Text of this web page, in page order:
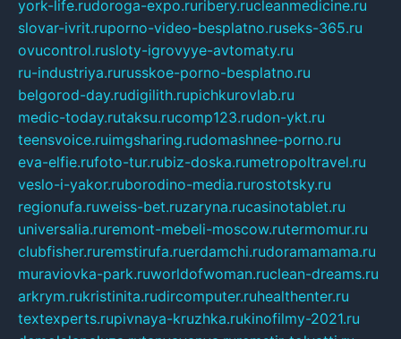
york-life.rudoroga-expo.ruribery.rucleanmedicine.ru
slovar-ivrit.ruporno-video-besplatno.ruseks-365.ru
ovucontrol.rusloty-igrovyye-avtomaty.ru
ru-industriya.rurusskoe-porno-besplatno.ru
belgorod-day.rudigilith.rupichkurovlab.ru
medic-today.rutaksu.rucomp123.rudon-ykt.ru
teensvoice.ruimgsharing.rudomashnee-porno.ru
eva-elfie.rufoto-tur.rubiz-doska.rumetropoltravel.ru
veslo-i-yakor.ruborodino-media.rurostotsky.ru
regionufa.ruweiss-bet.ruzaryna.rucasinotablet.ru
universalia.ruremont-mebeli-moscow.rutermomur.ru
clubfisher.ruremstirufa.ruerdamchi.rudoramamama.ru
muraviovka-park.ruworldofwoman.ruclean-dreams.ru
arkrym.rukristinita.rudircomputer.ruhealthenter.ru
textexperts.rupivnaya-kruzhka.rukinofilmy-2021.ru